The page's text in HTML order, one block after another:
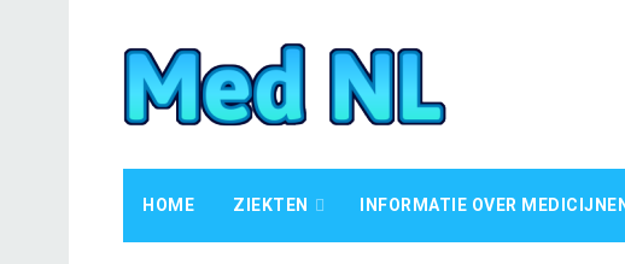
HOME ZIEKTEN INFORMATIE OVER MEDICIJNEN